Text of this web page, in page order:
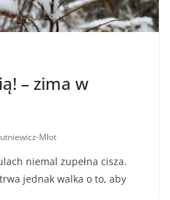
– zima w
Młot
niemal zupełna cisza.
jednak walka o to, aby